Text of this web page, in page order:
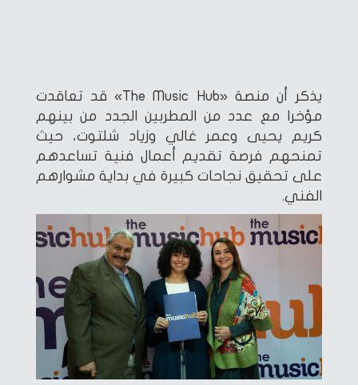
يذكر أن منصة «The Music Hub» قد تعاقدت
مؤخرا مع عدد من المطربين الجدد من بينهم
كريم يحيى وعمر غالي وزياد شلتوت، حيث
تمنحهم فرصة تقديم أعمال فنية تساعدهم
على تحقيق نجاحات كبيرة في بداية مشوارهم
الفني.